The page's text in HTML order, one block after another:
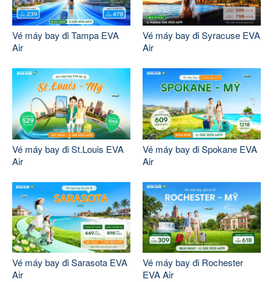
Vé máy bay đi Tampa EVA
Air
Vé máy bay đi Syracuse EVA
Air
Vé máy bay đi St.Louis EVA
Air
Vé máy bay đi Spokane EVA
Air
Vé máy bay đi Sarasota EVA
Air
Vé máy bay đi Rochester
EVA Air